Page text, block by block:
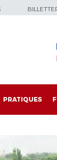
PRATIQUES